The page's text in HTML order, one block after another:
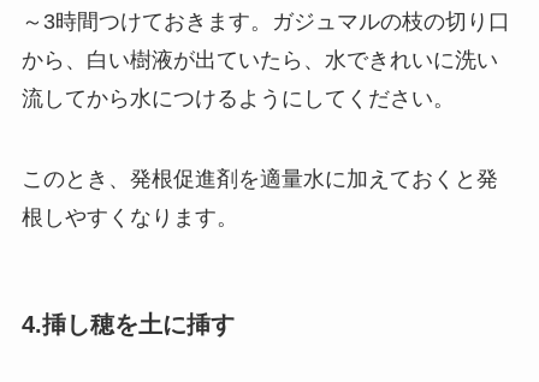
～3時間つけておきます。ガジュマルの枝の切り口
から、白い樹液が出ていたら、水できれいに洗い
流してから水につけるようにしてください。
このとき、発根促進剤を適量水に加えておくと発
根しやすくなります。
4.挿し穂を土に挿す